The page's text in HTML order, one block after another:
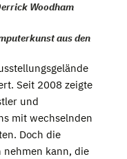
Woodham
aus den
Seit 2008 zeigte
und
mit wechselnden
Doch die
kann, die